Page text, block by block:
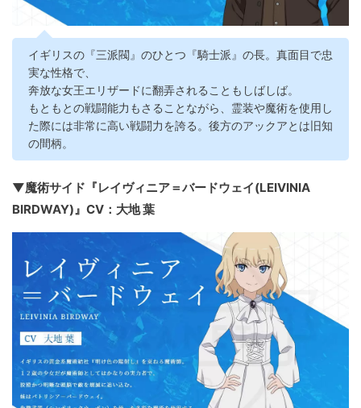
イギリスの『三派閥』のひとつ『騎士派』の長。真面目で忠
実な性格で、
奔放な女王エリザードに翻弄されることもしばしば。
もともとの戦闘能力もさることながら、霊装や魔術を使用し
た際には非常に高い戦闘力を誇る。後方のアックアとは旧知
の間柄。
▼魔術サイド『レイヴィニア＝バードウェイ(LEIVINIA
BIRDWAY)』CV：大地 葉